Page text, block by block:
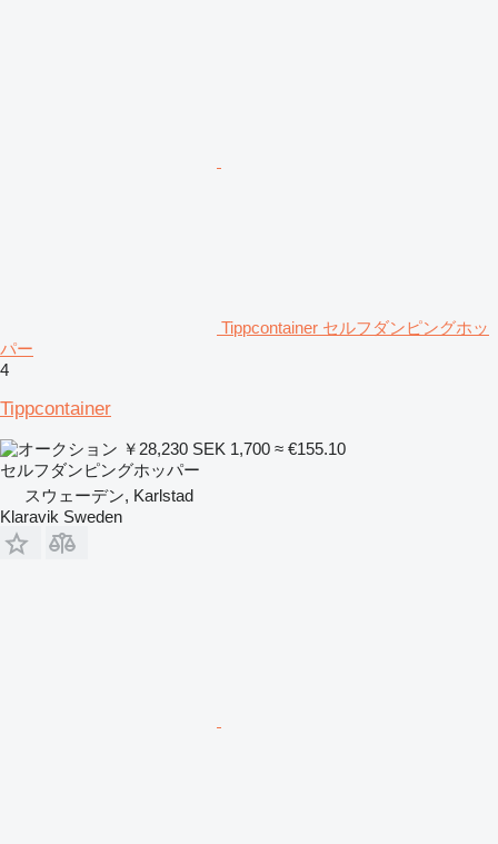
Tippcontainer セルフダンピングホッ
パー
4
Tippcontainer
￥28,230 SEK 1,700 ≈ €155.10
セルフダンピングホッパー
スウェーデン, Karlstad
Klaravik Sweden